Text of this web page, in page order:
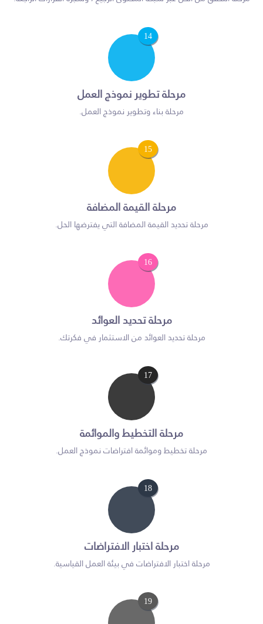
14
مرحلة تطوير نموذج العمل
مرحلة بناء وتطوير نموذج العمل.
15
مرحلة القيمة المضافة
مرحلة تحديد القيمة المضافة التي يفترضها الحل.
16
مرحلة تحديد العوائد
مرحلة تحديد العوائد من الاستثمار في فكرتك.
17
مرحلة التخطيط والموائمة
مرحلة تخطيط وموائمة افتراضات نموذج العمل.
18
مرحلة اختبار الافتراضات
مرحلة اختبار الافتراضات في بيئة العمل القياسية.
19